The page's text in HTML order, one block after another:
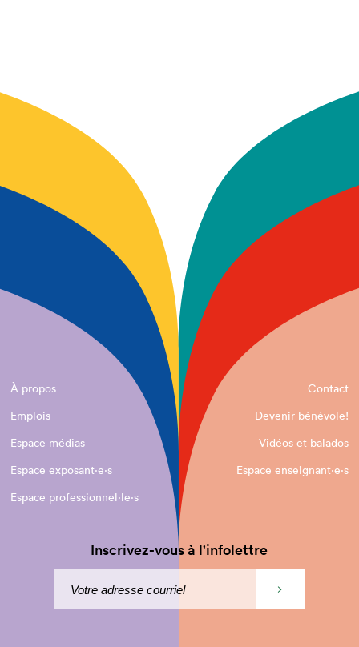
À propos
Contact
Emplois
Devenir bénévole!
Espace médias
Vidéos et balados
Espace exposant·e⋅s
Espace enseignant·e⋅s
Espace professionnel·le⋅s
Inscrivez-vous à l'infolettre